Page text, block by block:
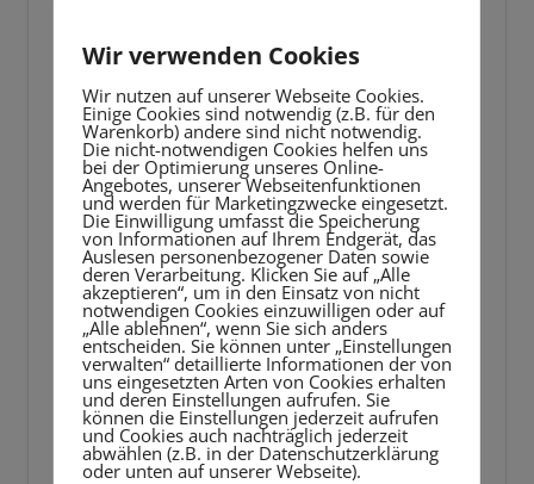
Video-
Player
Wir verwenden Cookies
Wir nutzen auf unserer Webseite Cookies.
Einige Cookies sind notwendig (z.B. für den
Warenkorb) andere sind nicht notwendig.
Die nicht-notwendigen Cookies helfen uns
bei der Optimierung unseres Online-
Angebotes, unserer Webseitenfunktionen
und werden für Marketingzwecke eingesetzt.
Die Einwilligung umfasst die Speicherung
von Informationen auf Ihrem Endgerät, das
Auslesen personenbezogener Daten sowie
deren Verarbeitung. Klicken Sie auf „Alle
akzeptieren“, um in den Einsatz von nicht
notwendigen Cookies einzuwilligen oder auf
„Alle ablehnen“, wenn Sie sich anders
entscheiden. Sie können unter „Einstellungen
verwalten“ detaillierte Informationen der von
uns eingesetzten Arten von Cookies erhalten
und deren Einstellungen aufrufen. Sie
können die Einstellungen jederzeit aufrufen
und Cookies auch nachträglich jederzeit
abwählen (z.B. in der Datenschutzerklärung
oder unten auf unserer Webseite).